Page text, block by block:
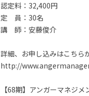
認定料：32,400円
定 員：30名
講 師：安藤俊介
詳細、お申し込みはこちら
http://
【68期】アンガーマネジ